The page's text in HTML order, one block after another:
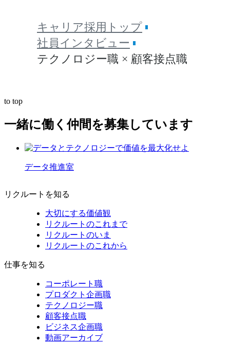
キャリア採用トップ
社員インタビュー
テクノロジー職 × 顧客接点職
to top
一緒に働く仲間を募集しています
データ推進室
リクルートを知る
大切にする価値観
リクルートのこれまで
リクルートのいま
リクルートのこれから
仕事を知る
コーポレート職
プロダクト企画職
テクノロジー職
顧客接点職
ビジネス企画職
動画アーカイブ